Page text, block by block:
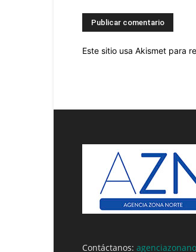
Este sitio usa Akismet para
Contáctanos: